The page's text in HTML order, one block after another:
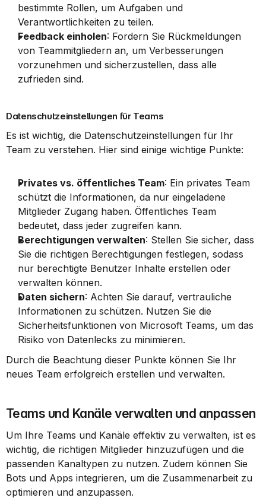
bestimmte Rollen, um Aufgaben und
Verantwortlichkeiten zu teilen.
Feedback einholen: Fordern Sie Rückmeldungen
von Teammitgliedern an, um Verbesserungen
vorzunehmen und sicherzustellen, dass alle
zufrieden sind.
Datenschutzeinstellungen für Teams
Es ist wichtig, die Datenschutzeinstellungen für Ihr
Team zu verstehen. Hier sind einige wichtige Punkte:
Privates vs. öffentliches Team: Ein privates Team
schützt die Informationen, da nur eingeladene
Mitglieder Zugang haben. Öffentliches Team
bedeutet, dass jeder zugreifen kann.
Berechtigungen verwalten: Stellen Sie sicher, dass
Sie die richtigen Berechtigungen festlegen, sodass
nur berechtigte Benutzer Inhalte erstellen oder
verwalten können.
Daten sichern: Achten Sie darauf, vertrauliche
Informationen zu schützen. Nutzen Sie die
Sicherheitsfunktionen von Microsoft Teams, um das
Risiko von Datenlecks zu minimieren.
Durch die Beachtung dieser Punkte können Sie Ihr
neues Team erfolgreich erstellen und verwalten.
Teams und Kanäle verwalten und anpassen
Um Ihre Teams und Kanäle effektiv zu verwalten, ist es
wichtig, die richtigen Mitglieder hinzuzufügen und die
passenden Kanaltypen zu nutzen. Zudem können Sie
Bots und Apps integrieren, um die Zusammenarbeit zu
optimieren und anzupassen.